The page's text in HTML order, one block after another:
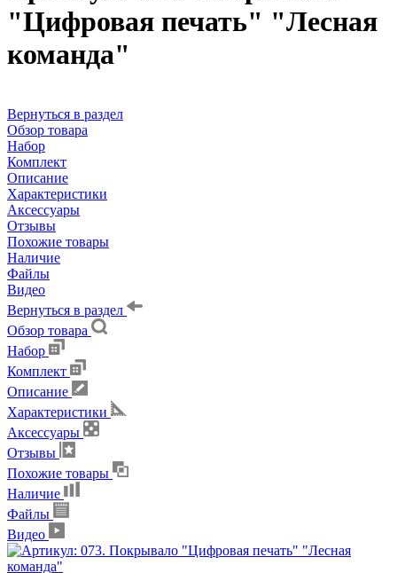
"Цифровая печать" "Лесная
команда"
Вернуться в раздел
Обзор товара
Набор
Комплект
Описание
Характеристики
Аксессуары
Отзывы
Похожие товары
Наличие
Файлы
Видео
Вернуться в раздел
Обзор товара
Набор
Комплект
Описание
Характеристики
Аксессуары
Отзывы
Похожие товары
Наличие
Файлы
Видео